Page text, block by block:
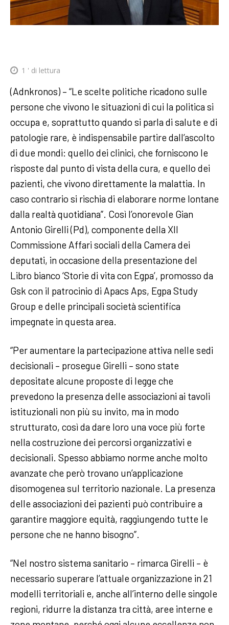
1 ' di lettura
(Adnkronos) – “Le scelte politiche ricadono sulle
persone che vivono le situazioni di cui la politica si
occupa e, soprattutto quando si parla di salute e di
patologie rare, è indispensabile partire dall’ascolto
di due mondi: quello dei clinici, che forniscono le
risposte dal punto di vista della cura, e quello dei
pazienti, che vivono direttamente la malattia. In
caso contrario si rischia di elaborare norme lontane
dalla realtà quotidiana”. Così l’onorevole Gian
Antonio Girelli (Pd), componente della XII
Commissione Affari sociali della Camera dei
deputati, in occasione della presentazione del
Libro bianco ‘Storie di vita con Egpa’, promosso da
Gsk con il patrocinio di Apacs Aps, Egpa Study
Group e delle principali società scientifica
impegnate in questa area.
“Per aumentare la partecipazione attiva nelle sedi
decisionali – prosegue Girelli – sono state
depositate alcune proposte di legge che
prevedono la presenza delle associazioni ai tavoli
istituzionali non più su invito, ma in modo
strutturato, così da dare loro una voce più forte
nella costruzione dei percorsi organizzativi e
decisionali. Spesso abbiamo norme anche molto
avanzate che però trovano un’applicazione
disomogenea sul territorio nazionale. La presenza
delle associazioni dei pazienti può contribuire a
garantire maggiore equità, raggiungendo tutte le
persone che ne hanno bisogno”.
“Nel nostro sistema sanitario – rimarca Girelli – è
necessario superare l’attuale organizzazione in 21
modelli territoriali e, anche all’interno delle singole
regioni, ridurre la distanza tra città, aree interne e